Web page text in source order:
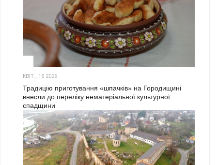
КВІТ., 15 2026
Традицію приготування «шпачків» на Городищині
внесли до переліку нематеріальної культурної
спадщини